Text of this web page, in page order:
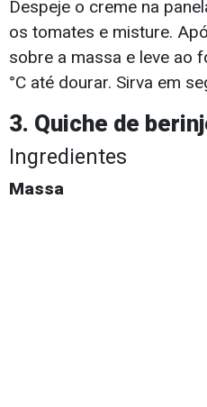
Despeje o creme na
os tomates e misture.
sobre a massa e leve ao
°C até dourar. Sirva em
3. Quiche de
Ingredientes
Massa